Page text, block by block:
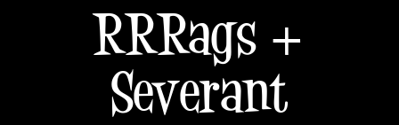
RRRags +
Severant